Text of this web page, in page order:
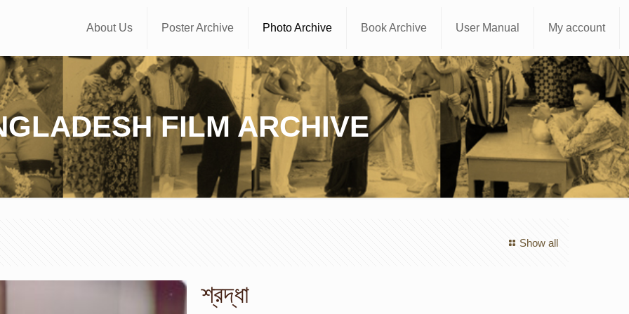
About Us Poster Archive Photo Archive Book Archive User Manual My account
FILM ARCHIVE
Show all
শ্রদ্ধা